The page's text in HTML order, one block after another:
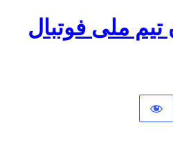
ملی فوتبال